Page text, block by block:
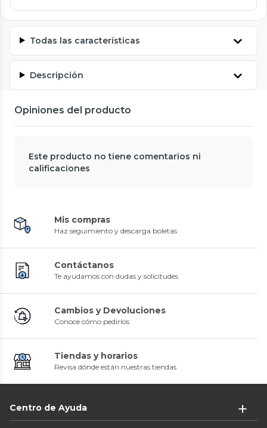
Todas las características
Descripción
Opiniones del producto
Este producto no tiene comentarios ni
calificaciones
Mis compras
Haz seguimiento y descarga boletas
Contáctanos
Te ayudamos con dudas y solicitudes
Cambios y Devoluciones
Conoce cómo pedirlos
Tiendas y horarios
Revisa dónde están nuestras tiendas
Centro de Ayuda